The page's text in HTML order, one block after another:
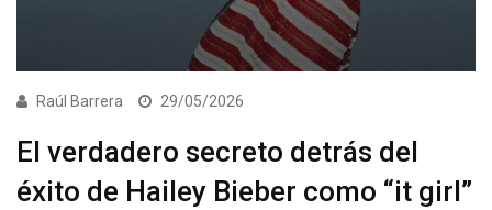
Raúl Barrera 29/05/2026
El verdadero secreto detrás del
éxito de Hailey Bieber como “it girl”